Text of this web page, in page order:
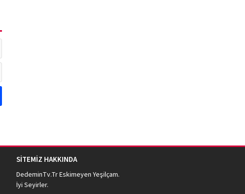
SİTEMİZ HAKKINDA
DedeminTv.TrEskimeyen Yeşilçam.
İyi Seyirler.